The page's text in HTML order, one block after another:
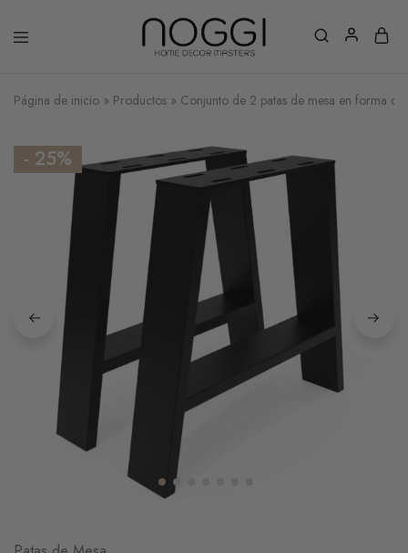
Página de inicio » Productos » Conjunto de 2 patas de mesa en forma
- 25%